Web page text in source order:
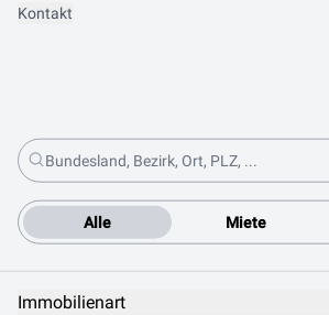
Alle Miete
Immobilienart
Kontakt